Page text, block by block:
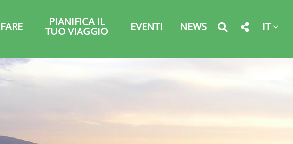
PIANIFICA IL
TUO VIAGGIO EVENTI NEWS IT